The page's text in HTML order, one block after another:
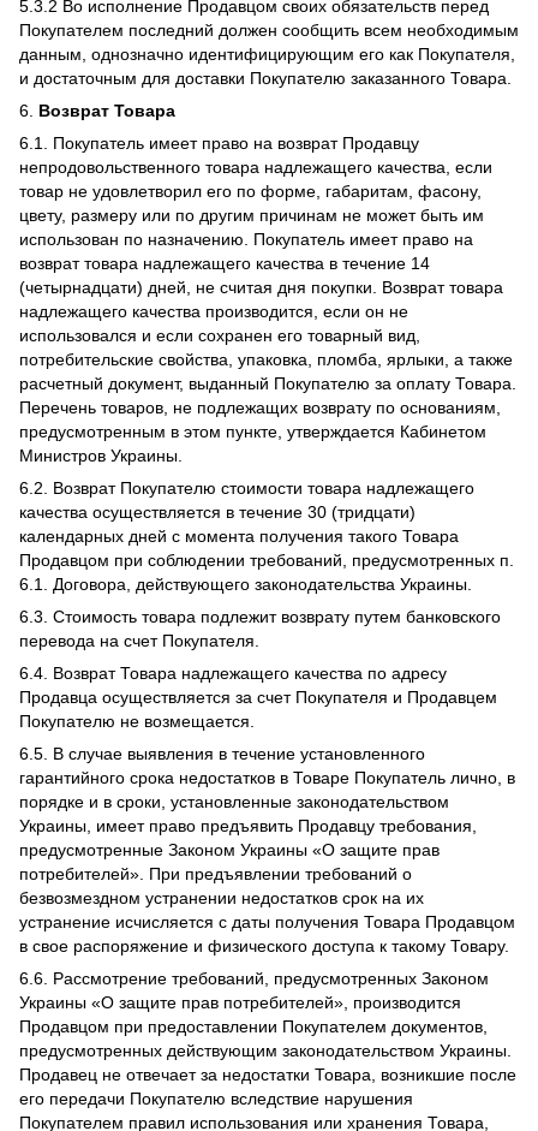
5.3.2 Во исполнение Продавцом своих обязательств перед
Покупателем последний должен сообщить всем необходимым
данным, однозначно идентифицирующим его как Покупателя,
и достаточным для доставки Покупателю заказанного Товара.
6. Возврат Товара
6.1. Покупатель имеет право на возврат Продавцу
непродовольственного товара надлежащего качества, если
товар не удовлетворил его по форме, габаритам, фасону,
цвету, размеру или по другим причинам не может быть им
использован по назначению. Покупатель имеет право на
возврат товара надлежащего качества в течение 14
(четырнадцати) дней, не считая дня покупки. Возврат товара
надлежащего качества производится, если он не
использовался и если сохранен его товарный вид,
потребительские свойства, упаковка, пломба, ярлыки, а также
расчетный документ, выданный Покупателю за оплату Товара.
Перечень товаров, не подлежащих возврату по основаниям,
предусмотренным в этом пункте, утверждается Кабинетом
Министров Украины.
6.2. Возврат Покупателю стоимости товара надлежащего
качества осуществляется в течение 30 (тридцати)
календарных дней с момента получения такого Товара
Продавцом при соблюдении требований, предусмотренных п.
6.1. Договора, действующего законодательства Украины.
6.3. Стоимость товара подлежит возврату путем банковского
перевода на счет Покупателя.
6.4. Возврат Товара надлежащего качества по адресу
Продавца осуществляется за счет Покупателя и Продавцем
Покупателю не возмещается.
6.5. В случае выявления в течение установленного
гарантийного срока недостатков в Товаре Покупатель лично, в
порядке и в сроки, установленные законодательством
Украины, имеет право предъявить Продавцу требования,
предусмотренные Законом Украины «О защите прав
потребителей». При предъявлении требований о
безвозмездном устранении недостатков срок на их
устранение исчисляется с даты получения Товара Продавцом
в свое распоряжение и физического доступа к такому Товару.
6.6. Рассмотрение требований, предусмотренных Законом
Украины «О защите прав потребителей», производится
Продавцом при предоставлении Покупателем документов,
предусмотренных действующим законодательством Украины.
Продавец не отвечает за недостатки Товара, возникшие после
его передачи Покупателю вследствие нарушения
Покупателем правил использования или хранения Товара,